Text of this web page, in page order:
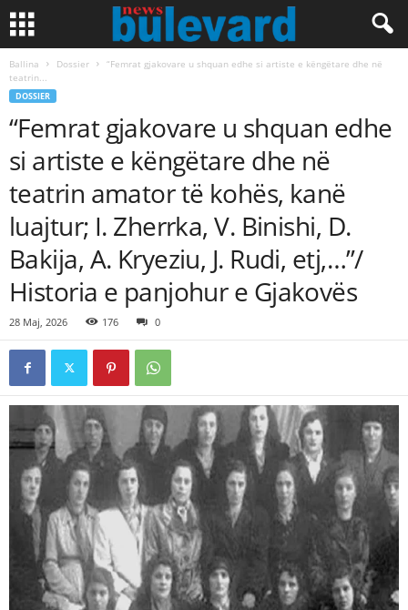
Ballina Dossier
“Femrat gjakovare u shquan edhe si artiste e këngëtare dhe në
teatrin...
DOSSIER
“Femrat gjakovare u shquan edhe
si artiste e këngëtare dhe në
teatrin amator të kohës, kanë
luajtur; I. Zherrka, V. Binishi, D.
Bakija, A. Kryeziu, J. Rudi, etj,…”/
Historia e panjohur e Gjakovës
28 Maj, 2026 176 0